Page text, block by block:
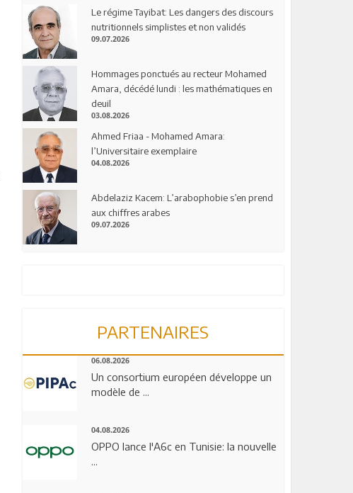
Le régime Tayibat: Les dangers des discours
nutritionnels simplistes et non validés
09.07.2026
Hommages ponctués au recteur Mohamed
Amara, décédé lundi : les mathématiques en
deuil
03.08.2026
Ahmed Friaa - Mohamed Amara:
l’Universitaire exemplaire
04.08.2026
Abdelaziz Kacem: L’arabophobie s’en prend
aux chiffres arabes
09.07.2026
PARTENAIRES
06.08.2026
Un consortium européen développe un
modèle de ...
04.08.2026
OPPO lance l'A6c en Tunisie: la nouvelle